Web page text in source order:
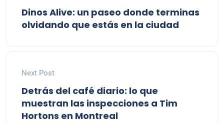
Dinos Alive: un paseo donde terminas
olvidando que estás en la ciudad
Next Post
Detrás del café diario: lo que
muestran las inspecciones a Tim
Hortons en Montreal